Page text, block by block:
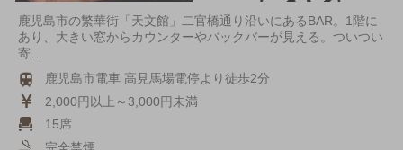
鹿児島市の繁華街「天文館」二官橋通り沿いにあるBAR。1階に
あり、大きい窓からカウンターやバックバーが見える。ついつい
寄…
鹿児島市電車 高見馬場電停より徒歩2分
2,000円以上～3,000円未満
15席